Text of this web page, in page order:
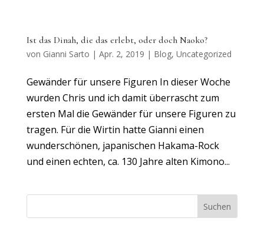
Ist das Dinah, die das erlebt, oder doch Naoko?
von Gianni Sarto | Apr. 2, 2019 | Blog, Uncategorized
Gewänder für unsere Figuren In dieser Woche
wurden Chris und ich damit überrascht zum
ersten Mal die Gewänder für unsere Figuren zu
tragen. Für die Wirtin hatte Gianni einen
wunderschönen, japanischen Hakama-Rock
und einen echten, ca. 130 Jahre alten Kimono...
Suchen